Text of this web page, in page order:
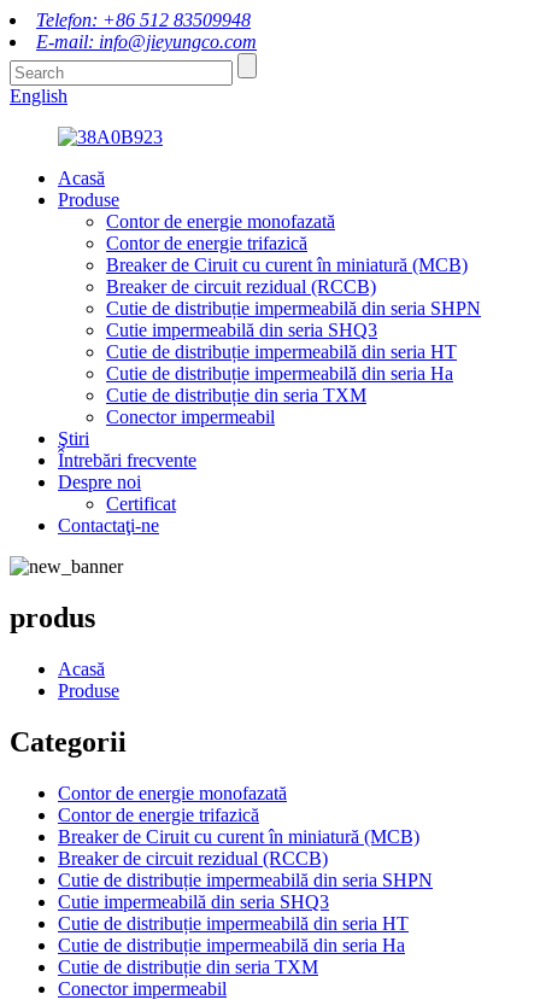
Telefon: +86 512 83509948
E-mail: info@jieyungco.com
English
Acasă
Produse
Contor de energie monofazată
Contor de energie trifazică
Breaker de Ciruit cu curent în miniatură (MCB)
Breaker de circuit rezidual (RCCB)
Cutie de distribuție impermeabilă din seria SHPN
Cutie impermeabilă din seria SHQ3
Cutie de distribuție impermeabilă din seria HT
Cutie de distribuție impermeabilă din seria Ha
Cutie de distribuție din seria TXM
Conector impermeabil
Ştiri
Întrebări frecvente
Despre noi
Certificat
Contactaţi-ne
produs
Acasă
Produse
Categorii
Contor de energie monofazată
Contor de energie trifazică
Breaker de Ciruit cu curent în miniatură (MCB)
Breaker de circuit rezidual (RCCB)
Cutie de distribuție impermeabilă din seria SHPN
Cutie impermeabilă din seria SHQ3
Cutie de distribuție impermeabilă din seria HT
Cutie de distribuție impermeabilă din seria Ha
Cutie de distribuție din seria TXM
Conector impermeabil